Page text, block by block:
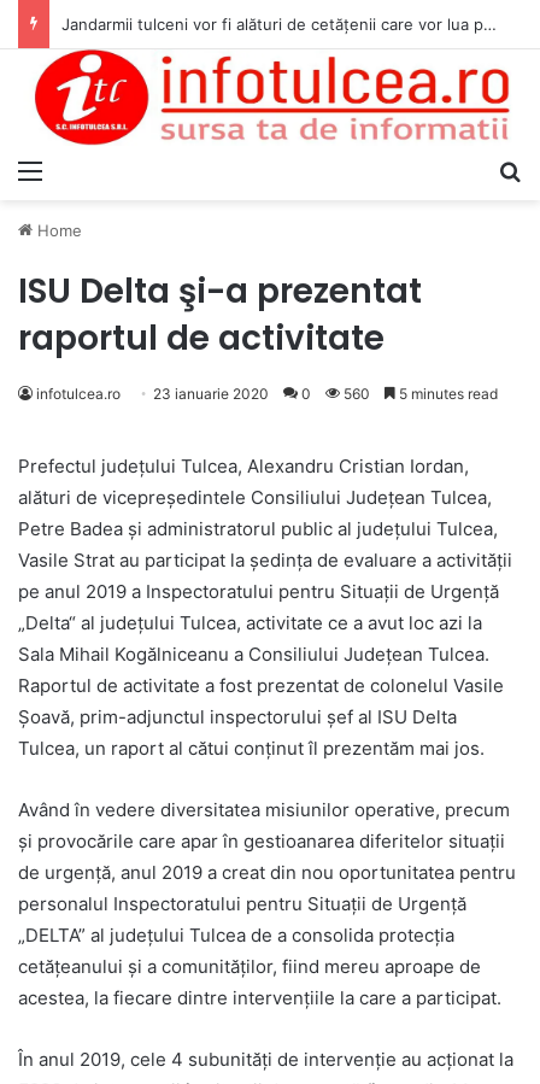
Jandarmii tulceni vor fi alături de cetățenii care vor lua parte la Festivalul Folk Țestos
Home
ISU Delta şi-a prezentat
raportul de activitate
infotulcea.ro 23 ianuarie 2020 0 560 5 minutes read
Prefectul judeţului Tulcea, Alexandru Cristian Iordan,
alături de vicepreședintele Consiliului Județean Tulcea,
Petre Badea și administratorul public al județului Tulcea,
Vasile Strat au participat la ședința de evaluare a activității
pe anul 2019 a Inspectoratului pentru Situații de Urgență
„Delta“ al județului Tulcea, activitate ce a avut loc azi la
Sala Mihail Kogălniceanu a Consiliului Judeţean Tulcea.
Raportul de activitate a fost prezentat de colonelul Vasile
Şoavă, prim-adjunctul inspectorului şef al ISU Delta
Tulcea, un raport al cătui conţinut îl prezentăm mai jos.
Având în vedere diversitatea misiunilor operative, precum
și provocările care apar în gestioanarea diferitelor situații
de urgență, anul 2019 a creat din nou oportunitatea pentru
personalul Inspectoratului pentru Situații de Urgență
„DELTA” al județului Tulcea de a consolida protecția
cetățeanului și a comunităților, fiind mereu aproape de
acestea, la fiecare dintre intervențiile la care a participat.
În anul 2019, cele 4 subunități de intervenţie au acţionat la